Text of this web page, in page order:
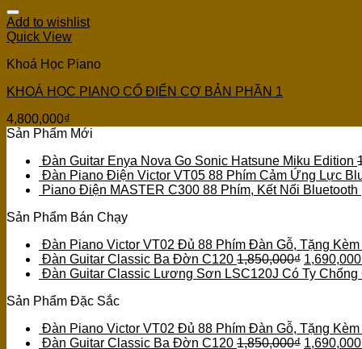
Add to wishlist
Quick View
Khoá Học Piano
KHOÁ HỌC PIANO CỔ ĐIỂN CƠ BẢN PHẦN 1
4,800,000₫
Sản Phẩm Mới
Đàn Guitar Enya Nova Go Sonic Hatsune Miku Edition
Đàn Piano Điện Victor VT05 88 Phím Cảm Ứng Lực
Piano Điện MASTER C300 88 Phím, Kết Nối
Sản Phẩm Bán Chạy
Đàn Piano Victor VT02 Đủ 88 Phím Đàn Gỗ, Tặng Kèm
Đàn Guitar Classic Ba Đờn C120 1,850,000₫ 1,690,000
Đàn Guitar Classic Lương Sơn LSC120J Có Ty
Sản Phẩm Đặc Sắc
Đàn Piano Victor VT02 Đủ 88 Phím Đàn Gỗ, Tặng Kèm
Đàn Guitar Classic Ba Đờn C120 1,850,000₫ 1,690,000